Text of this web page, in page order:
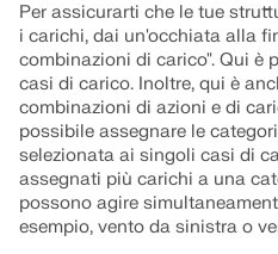
Per assicurarti che le tue
i carichi, dai un'occhiata alla
combinazioni di carico". Qui è
casi di carico. Inoltre, qui è
combinazioni di azioni e di
possibile assegnare le
selezionata ai singoli casi di
assegnati più carichi a una
possono agire
esempio, vento da sinistra o